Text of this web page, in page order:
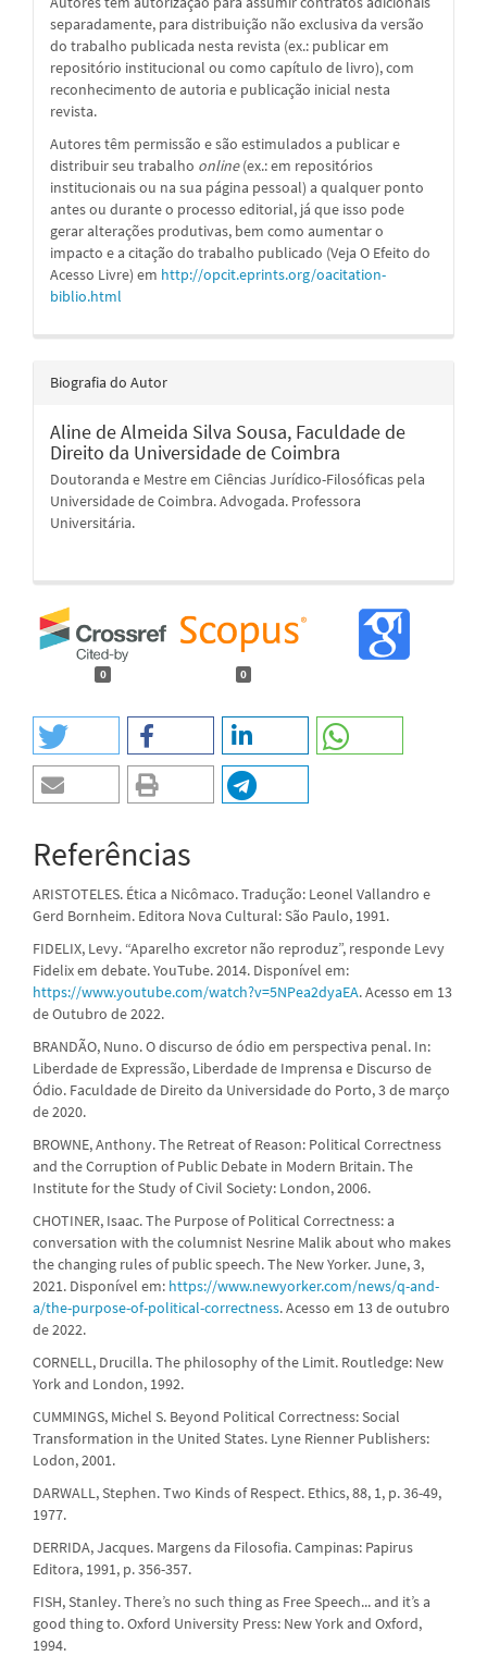
separadamente, para distribuição não exclusiva da versão
do trabalho publicada nesta revista (ex.: publicar em
repositório institucional ou como capítulo de livro), com
reconhecimento de autoria e publicação inicial nesta
revista.
Autores têm permissão e são estimulados a publicar e
distribuir seu trabalho online(ex.: em repositórios
institucionais ou na sua página pessoal) a qualquer ponto
antes ou durante o processo editorial, já que isso pode
gerar alterações produtivas, bem como aumentar o
impacto e a citação do trabalho publicado (Veja O Efeito do
Acesso Livre) em http://opcit.eprints.org/oacitation-
biblio.html
Biografia do Autor
Aline de Almeida Silva Sousa, Faculdade de
Direito da Universidade de Coimbra
Doutoranda e Mestre em Ciências Jurídico-Filosóficas pela
Universidade de Coimbra. Advogada. Professora
Universitária.
0 0
Referências
ARISTOTELES. Ética a Nicômaco. Tradução: Leonel Vallandro e
Gerd Bornheim. Editora Nova Cultural: São Paulo, 1991.
FIDELIX, Levy. “Aparelho excretor não reproduz”, responde Levy
Fidelix em debate. YouTube. 2014. Disponível em:
https://www.youtube.com/watch?v=5NPea2dyaEA. Acesso em 13
de Outubro de 2022.
BRANDÃO, Nuno. O discurso de ódio em perspectiva penal. In:
Liberdade de Expressão, Liberdade de Imprensa e Discurso de
Ódio. Faculdade de Direito da Universidade do Porto, 3 de março
de 2020.
BROWNE, Anthony. The Retreat of Reason: Political Correctness
and the Corruption of Public Debate in Modern Britain. The
Institute for the Study of Civil Society: London, 2006.
CHOTINER, Isaac. The Purpose of Political Correctness: a
conversation with the columnist Nesrine Malik about who makes
the changing rules of public speech. The New Yorker. June, 3,
2021. Disponível em: https://www.newyorker.com/news/q-and-
a/the-purpose-of-political-correctness. Acesso em 13 de outubro
de 2022.
CORNELL, Drucilla. The philosophy of the Limit. Routledge: New
York and London, 1992.
CUMMINGS, Michel S. Beyond Political Correctness: Social
Transformation in the United States. Lyne Rienner Publishers:
Lodon, 2001.
DARWALL, Stephen. Two Kinds of Respect. Ethics, 88, 1, p. 36-49,
1977.
DERRIDA, Jacques. Margens da Filosofia. Campinas: Papirus
Editora, 1991, p. 356-357.
FISH, Stanley. There’s no such thing as Free Speech... and it’s a
good thing to. Oxford University Press: New York and Oxford,
1994.